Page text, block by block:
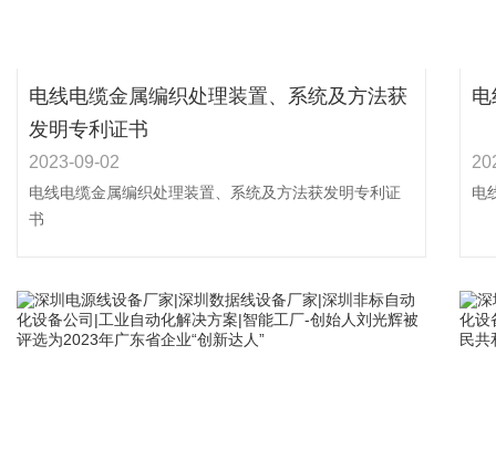
电线电缆金属编织处理装置、系统及方法获
发明专利证书
2023-09-02
电线电缆金属编织处理装置、系统及方法获发明专利证
书
电